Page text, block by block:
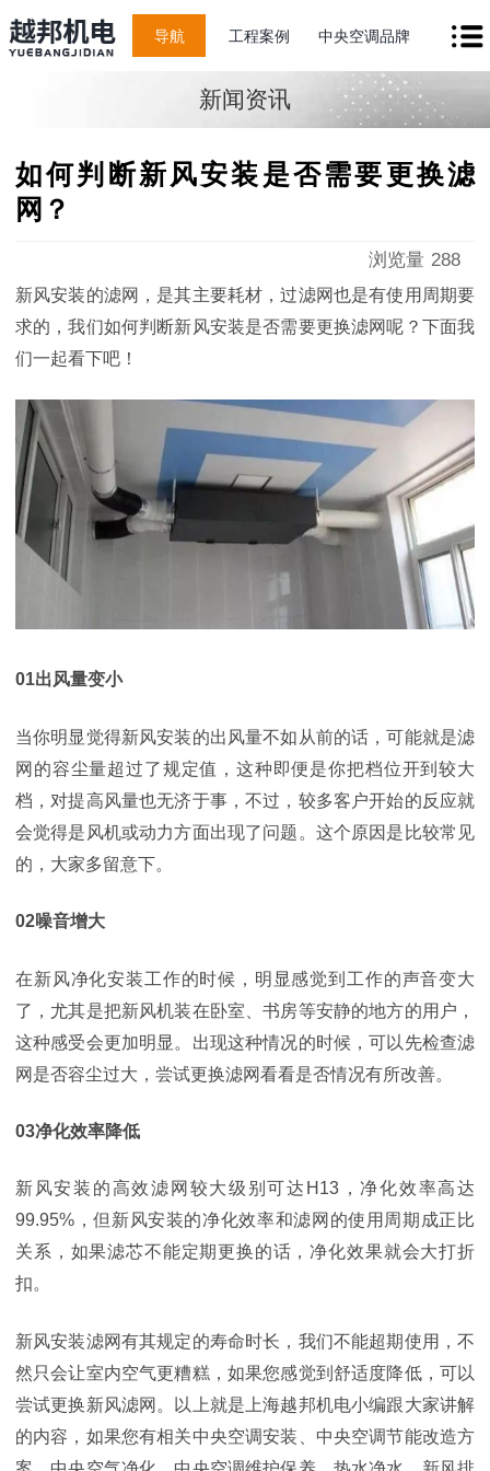
导航 工程案例 中央空调品牌
新闻资讯
如何判断新风安装是否需要更换滤
网？
浏览量 288
新风安装的滤网，是其主要耗材，过滤网也是有使用周期要
求的，我们如何判断新风安装是否需要更换滤网呢？下面我
们一起看下吧！
01出风量变小
当你明显觉得新风安装的出风量不如从前的话，可能就是滤
网的容尘量超过了规定值，这种即便是你把档位开到较大
档，对提高风量也无济于事，不过，较多客户开始的反应就
会觉得是风机或动力方面出现了问题。这个原因是比较常见
的，大家多留意下。
02噪音增大
在新风净化安装工作的时候，明显感觉到工作的声音变大
了，尤其是把新风机装在卧室、书房等安静的地方的用户，
这种感受会更加明显。出现这种情况的时候，可以先检查滤
网是否容尘过大，尝试更换滤网看看是否情况有所改善。
03净化效率降低
新风安装的高效滤网较大级别可达H13，净化效率高达
99.95%，但新风安装的净化效率和滤网的使用周期成正比
关系，如果滤芯不能定期更换的话，净化效果就会大打折
扣。
新风安装滤网有其规定的寿命时长，我们不能超期使用，不
然只会让室内空气更糟糕，如果您感觉到舒适度降低，可以
尝试更换新风滤网。以上就是上海越邦机电小编跟大家讲解
的内容，如果您有相关中央空调安装、中央空调节能改造方